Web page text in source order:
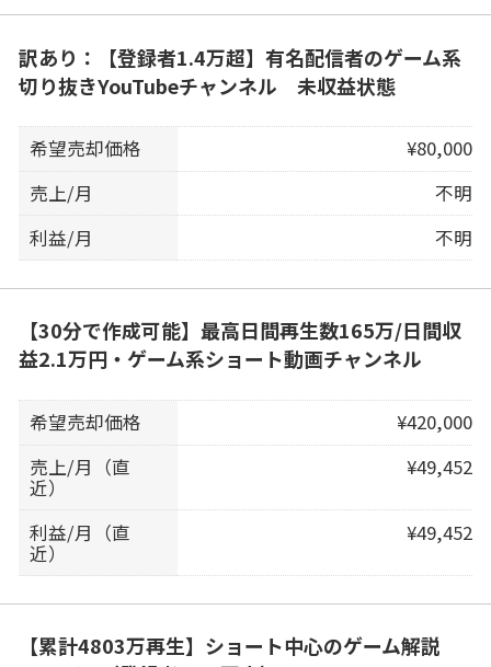
訳あり：【登録者1.4万超】有名配信者のゲーム系
切り抜きYouTubeチャンネル 未収益状態
希望売却価格
¥80,000
売上/月
不明
利益/月
不明
【30分で作成可能】最高日間再生数165万/日間収
益2.1万円・ゲーム系ショート動画チャンネル
希望売却価格
¥420,000
売上/月（直
近）
¥49,452
利益/月（直
近）
¥49,452
【累計4803万再生】ショート中心のゲーム解説